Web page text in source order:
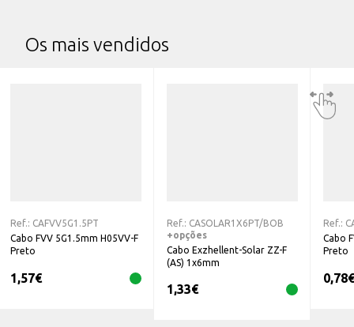
Os mais vendidos
Ref.: CAFVV5G1.5PT
Cabo FVV 5G1.5mm H05VV-F
Preto
1,57€
Ref.: CASOLAR1X6PT/BOB
+opções
Cabo Exzhellent-Solar ZZ-F
(AS) 1x6mm
1,33€
Ref.:
Cabo
Preto
0,78€